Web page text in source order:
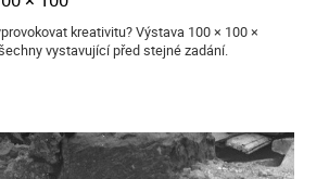
kreativitu? Výstava 100 × 100 ×
vystavující před stejné zadání.